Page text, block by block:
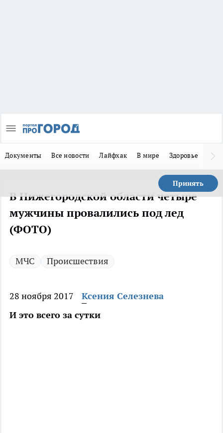
Документы Все новости Лайфхак В мире Здоровье
Принять
В Нижегородской области четыре
мужчины провалились под лед
(ФОТО)
МЧС Происшествия
28 ноября 2017
Ксения Селезнева
И это всего за сутки